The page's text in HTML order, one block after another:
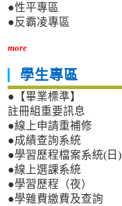
●性平專區
●反霸凌專區
more
學生專區
●【畢業標準】
註冊組重要訊息
●線上申請重補修
●成績查詢系統
●學習歷程檔案系統(日)
●線上選課系統
●學習歷程（夜）
●學雜費繳費及查詢